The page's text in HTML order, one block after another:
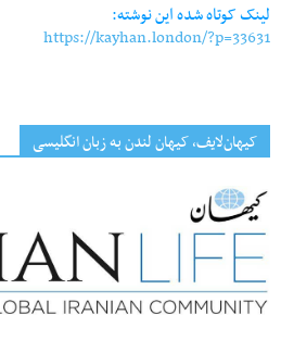
لینک کوتاه شده این نوشته:
https://kayhan.london/?p=33631
کیهان‌لایف، کیهان لندن به زبان انگلیسی